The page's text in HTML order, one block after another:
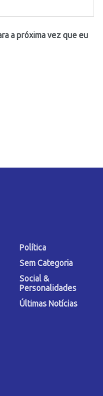
a próxima vez que eu
Política
Sem Categoria
Social &
Personalidades
Últimas Notícias